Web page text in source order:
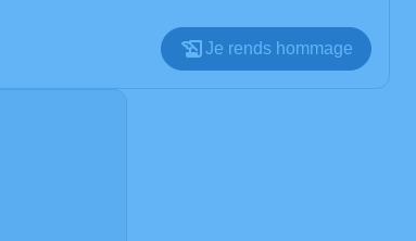
Je rends hommage